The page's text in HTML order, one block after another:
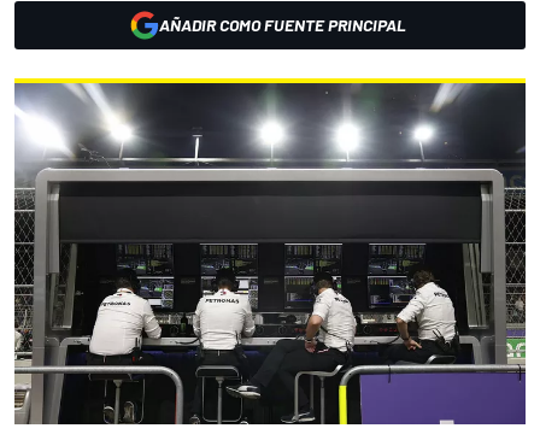
AÑADIR COMO FUENTE PRINCIPAL